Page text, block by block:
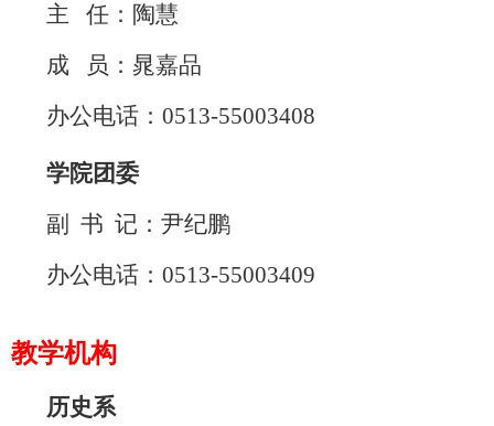
主 任： 陶慧
成 员： 晁嘉品
办公电话： 0513-55003408
学院团委
副 书 记：尹纪鹏
办公电话： 0513-55003409
教学机构
历史系